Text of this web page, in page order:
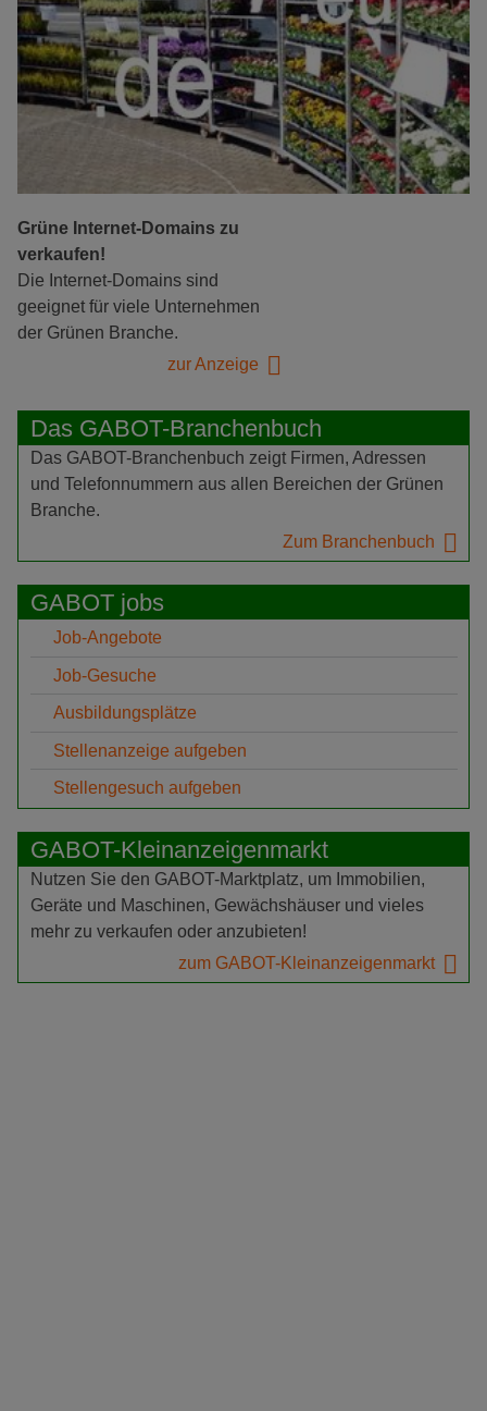
Grüne Internet-Domains zu
verkaufen!
Die Internet-Domains sind
geeignet für viele Unternehmen
der Grünen Branche.
zur Anzeige
Das GABOT-Branchenbuch
Das GABOT-Branchenbuch zeigt Firmen, Adressen
und Telefonnummern aus allen Bereichen der Grünen
Branche.
Zum Branchenbuch
GABOT jobs
Job-Angebote
Job-Gesuche
Ausbildungsplätze
Stellenanzeige aufgeben
Stellengesuch aufgeben
GABOT-Kleinanzeigenmarkt
Nutzen Sie den GABOT-Marktplatz, um Immobilien,
Geräte und Maschinen, Gewächshäuser und vieles
mehr zu verkaufen oder anzubieten!
zum GABOT-Kleinanzeigenmarkt